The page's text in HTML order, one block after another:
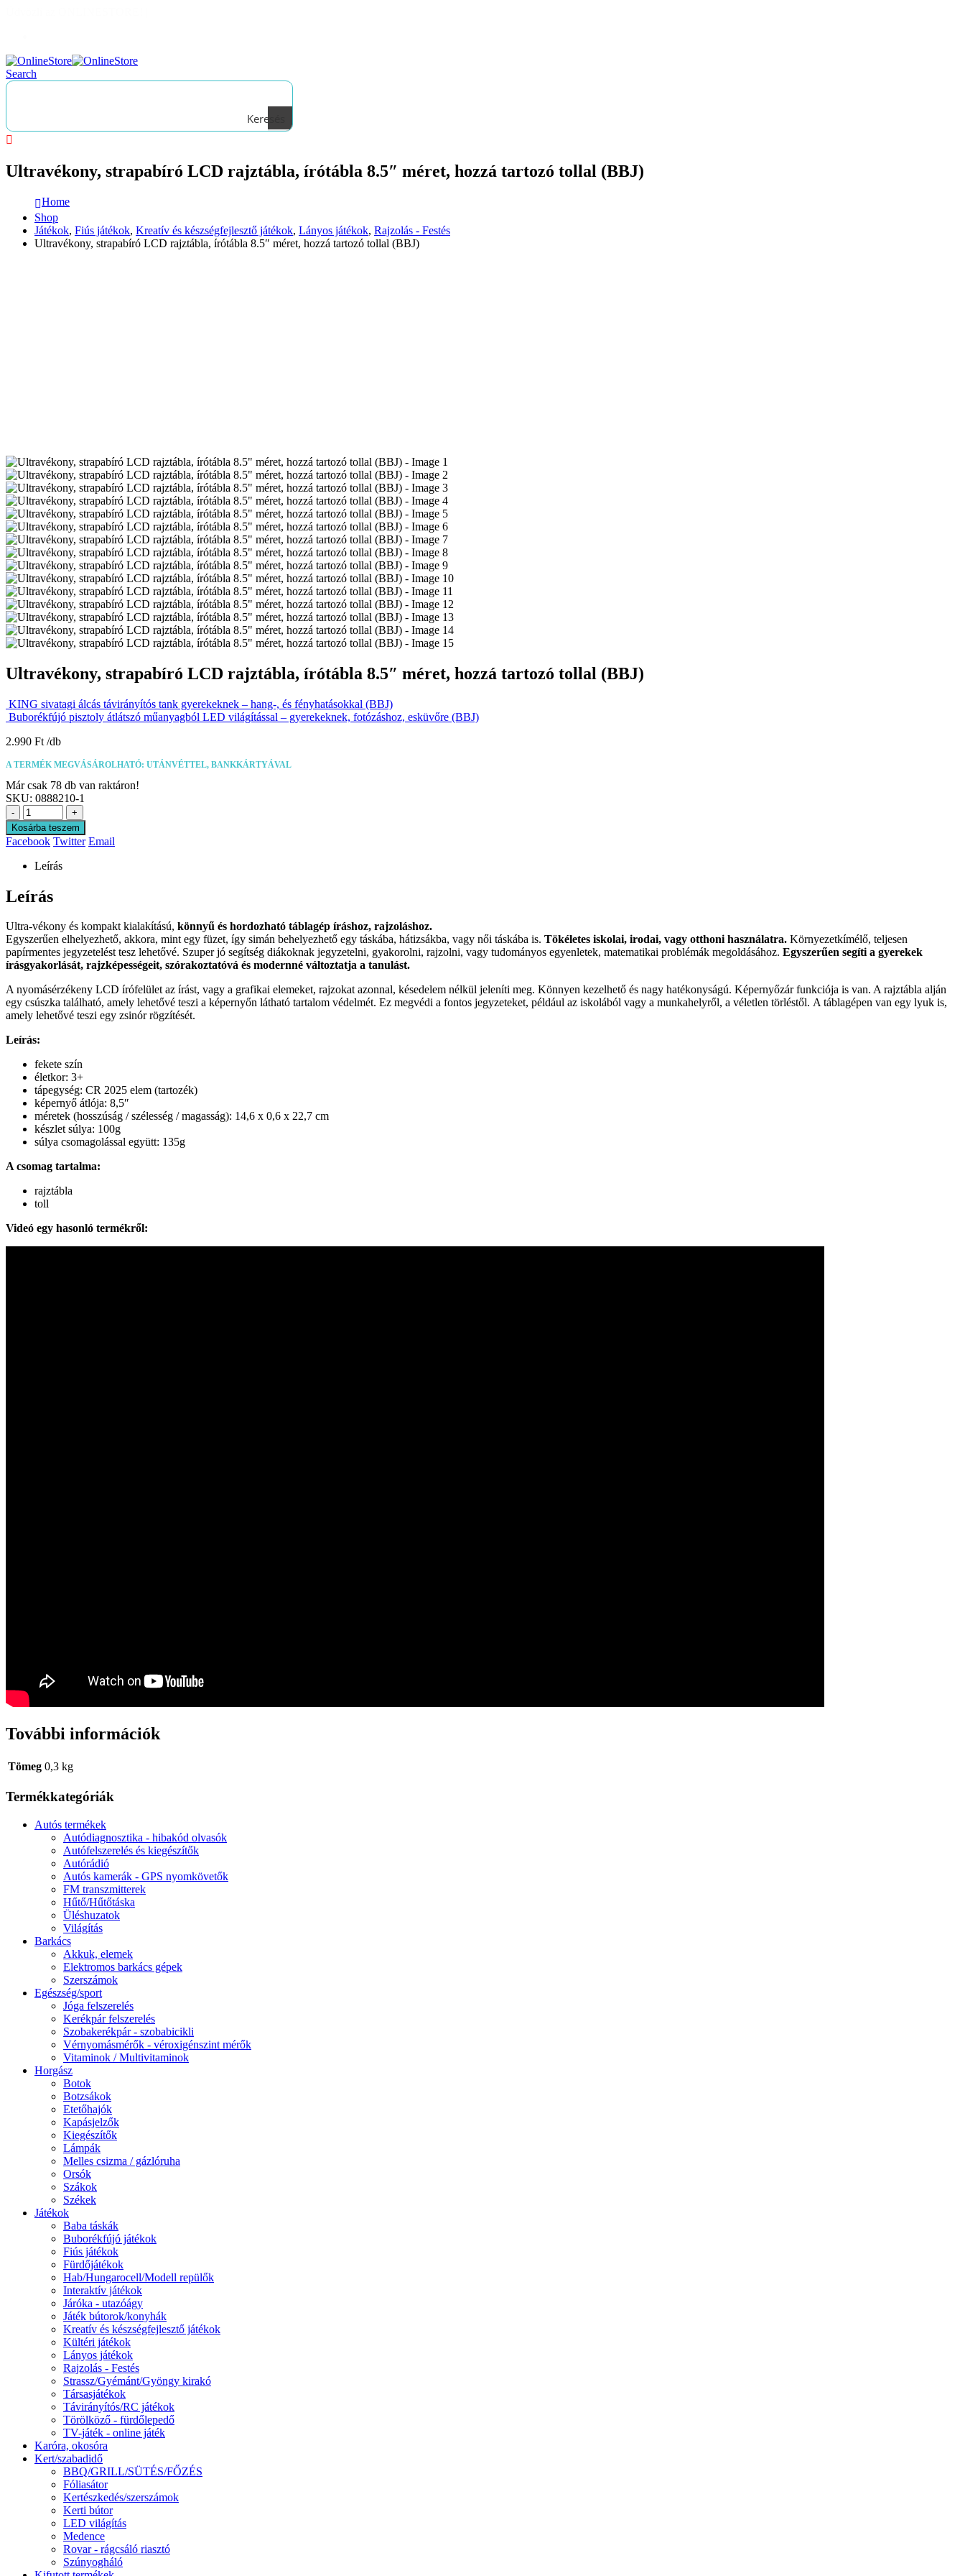
Search
Keresés
Ultravékony, strapabíró LCD rajztábla, írótábla 8.5″ méret, hozzá tartozó tollal (BBJ)
Home
Shop
Játékok, Fiús játékok, Kreatív és készségfejlesztő játékok, Lányos játékok, Rajzolás - Festés
Ultravékony, strapabíró LCD rajztábla, írótábla 8.5″ méret, hozzá tartozó tollal (BBJ)
Ultravékony, strapabíró LCD rajztábla, írótábla 8.5″ méret, hozzá tartozó tollal (BBJ)
KING sivatagi álcás távirányítós tank gyerekeknek – hang-, és fényhatásokkal (BBJ)
Buborékfújó pisztoly átlátszó műanyagból LED világítással – gyerekeknek, fotózáshoz, esküvőre (BBJ)
2.990 Ft
A TERMÉK MEGVÁSÁROLHATÓ: UTÁNVÉTTEL, BANKKÁRTYÁVAL
Már csak 78 db van raktáron!
SKU: 0888210-1
-
+
Kosárba teszem
Facebook Twitter Email
Leírás
Leírás
Ultra-vékony és kompakt kialakítású, könnyű és hordozható táblagép íráshoz, rajzoláshoz.
Egyszerűen elhelyezhető, akkora, mint egy füzet, így simán behelyezhető egy táskába, hátizsákba, vagy női táskába is. Tökéletes iskolai, irodai, vagy otthoni használatra. Környezetkímélő, teljesen
papírmentes jegyzetelést tesz lehetővé. Szuper jó segítség diákoknak jegyzetelni, gyakorolni, rajzolni, vagy tudományos egyenletek, matematikai problémák megoldásához. Egyszerűen segíti a gyerekek
írásgyakorlását, rajzképességeit, szórakoztatóvá és modernné változtatja a tanulást.
A nyomásérzékeny LCD írófelület az írást, vagy a grafikai elemeket, rajzokat azonnal, késedelem nélkül jeleníti meg. Könnyen kezelhető és nagy hatékonyságú. Képernyőzár funkciója is van. A rajztábla alján
egy csúszka található, amely lehetővé teszi a képernyőn látható tartalom védelmét. Ez megvédi a fontos jegyzeteket, például az iskolából vagy a munkahelyről, a véletlen törléstől. A táblagépen van egy lyuk is,
amely lehetővé teszi egy zsinór rögzítését.
Leírás:
fekete szín
életkor: 3+
tápegység: CR 2025 elem (tartozék)
képernyő átlója: 8,5″
méretek (hosszúság / szélesség / magasság): 14,6 x 0,6 x 22,7 cm
készlet súlya: 100g
súlya csomagolással együtt: 135g
A csomag tartalma:
rajztábla
toll
Videó egy hasonló termékről:
További információk
Tömeg 0,3 kg
Termékkategóriák
Autós termékek
Autódiagnosztika - hibakód olvasók
Autófelszerelés és kiegészítők
Autórádió
Autós kamerák - GPS nyomkövetők
FM transzmitterek
Hűtő/Hűtőtáska
Üléshuzatok
Világítás
Barkács
Akkuk, elemek
Elektromos barkács gépek
Szerszámok
Egészség/sport
Jóga felszerelés
Kerékpár felszerelés
Szobakerékpár - szobabicikli
Vérnyomásmérők - véroxigénszint mérők
Vitaminok / Multivitaminok
Horgász
Botok
Botzsákok
Etetőhajók
Kapásjelzők
Kiegészítők
Lámpák
Melles csizma / gázlóruha
Orsók
Szákok
Székek
Játékok
Baba táskák
Buborékfújó játékok
Fiús játékok
Fürdőjátékok
Hab/Hungarocell/Modell repülők
Interaktív játékok
Járóka - utazóágy
Játék bútorok/konyhák
Kreatív és készségfejlesztő játékok
Kültéri játékok
Lányos játékok
Rajzolás - Festés
Strassz/Gyémánt/Gyöngy kirakó
Társasjátékok
Távirányítós/RC játékok
Törölköző - fürdőlepedő
TV-játék - online játék
Karóra, okosóra
Kert/szabadidő
BBQ/GRILL/SÜTÉS/FŐZÉS
Fóliasátor
Kertészkedés/szerszámok
Kerti bútor
LED világítás
Medence
Rovar - rágcsáló riasztó
Szúnyogháló